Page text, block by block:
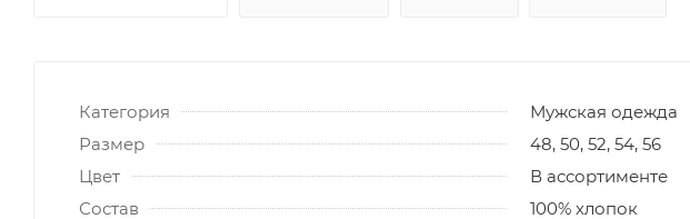
Категория
Мужская одежда
Размер
48, 50, 52, 54, 56
Цвет
В ассортименте
Состав
100% хлопок